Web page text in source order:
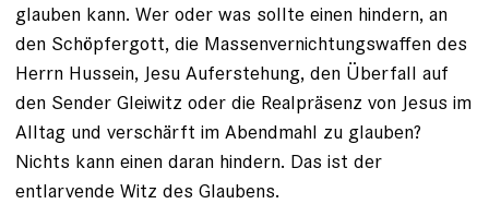
glauben kann. Wer oder was sollte einen hindern, an
den Schöpfergott, die Massenvernichtungswaffen des
Herrn Hussein, Jesu Auferstehung, den Überfall auf
den Sender Gleiwitz oder die Realpräsenz von Jesus im
Alltag und verschärft im Abendmahl zu glauben?
Nichts kann einen daran hindern. Das ist der
entlarvende Witz des Glaubens.